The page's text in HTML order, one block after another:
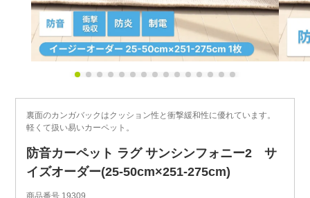
裏面のカンガバックはクッション性と衝撃緩和性に優れています。
軽くて扱い易いカーペット。
防音カーペット ラグ サンシンフォニー2 サ
イズオーダー(25-50cm×251-275cm)
商品番号 19309